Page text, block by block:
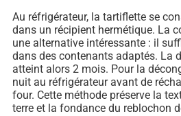
Au réfrigérateur, la tartiflette se
dans un récipient hermétique. La
une alternative intéressante : il
dans des contenants adaptés. La
atteint alors 2 mois. Pour la
nuit au réfrigérateur avant de
four. Cette méthode préserve la
terre et la fondance du reblochon